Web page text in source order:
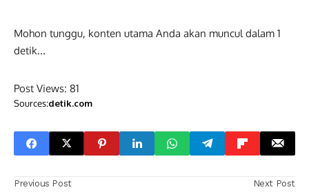
Mohon tunggu, konten utama Anda akan muncul dalam 0
detik...
Post Views: 81
Sources:detik.com
Previous Post Next Post